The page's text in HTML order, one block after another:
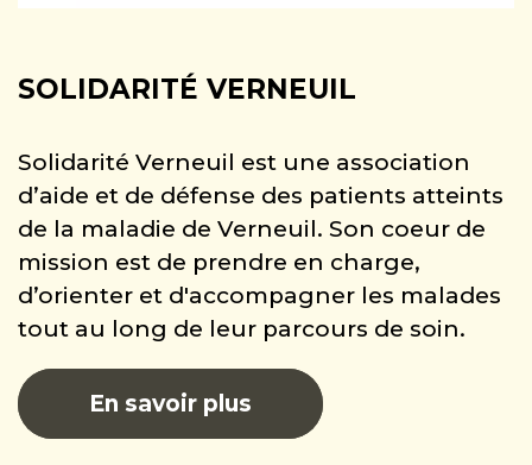
SOLIDARITÉ VERNEUIL
Solidarité Verneuil est une association
d’aide et de défense des patients atteints
de la maladie de Verneuil. Son coeur de
mission est de prendre en charge,
d’orienter et d'accompagner les malades
tout au long de leur parcours de soin.
En savoir plus